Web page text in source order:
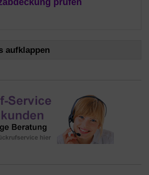
prüfen
aufklappen